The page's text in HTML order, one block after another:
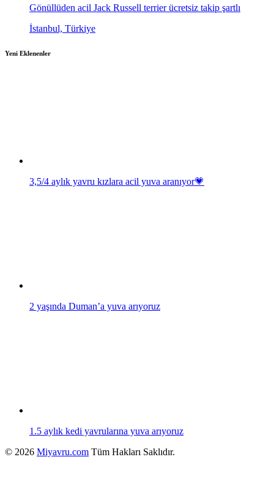
Gönüllüden acil Jack Russell terrier ücretsiz takip şartlı
İstanbul, Türkiye
Yeni Eklenenler
3,5/4 aylık yavru kızlara acil yuva aranıyor💗
2 yaşında Duman’a yuva arıyoruz
1.5 aylık kedi yavrularına yuva arıyoruz
© 2026 Miyavru.com Tüm Hakları Saklıdır.